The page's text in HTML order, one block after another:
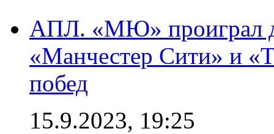
АПЛ. «МЮ» проиграл
«Манчестер Сити» и
побед
15.9.2023, 19:25